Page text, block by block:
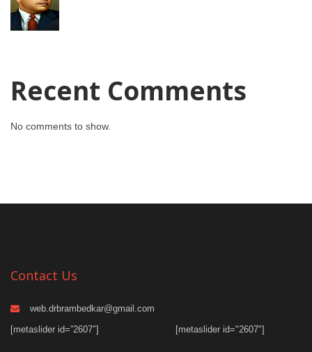
Recent Comments
No comments to show.
Contact Us
web.drbrambedkar@gmail.com
[metaslider id=”2607″]
[metaslider id="2607"]